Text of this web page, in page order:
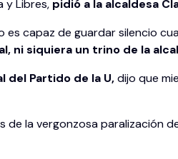
y Libres, pidió a la alcaldesa
es capaz de guardar silencio
ni siquiera un trino de la
del Partido de la U,dijo que
de la vergonzosa paralización